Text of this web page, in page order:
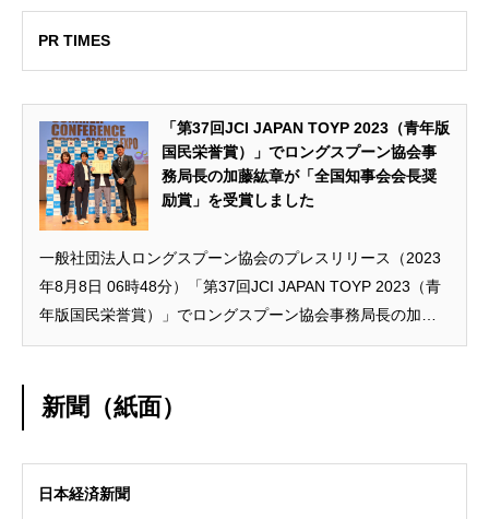
PR TIMES
「第37回JCI JAPAN TOYP 2023（青年版
国民栄誉賞）」でロングスプーン協会事
務局長の加藤紘章が「全国知事会会長奨
励賞」を受賞しました
一般社団法人ロングスプーン協会のプレスリリース（2023
年8月8日 06時48分）「第37回JCI JAPAN TOYP 2023（青
年版国民栄誉賞）」でロングスプーン協会事務局長の加藤
紘章が「全国知事会会長奨励賞」を受賞しました
新聞（紙面）
日本経済新聞